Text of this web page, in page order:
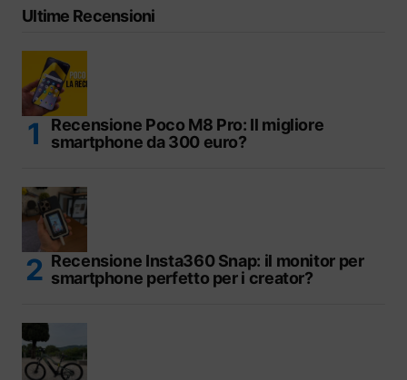
Ultime Recensioni
Recensione Poco M8 Pro: Il migliore
smartphone da 300 euro?
Recensione Insta360 Snap: il monitor per
smartphone perfetto per i creator?